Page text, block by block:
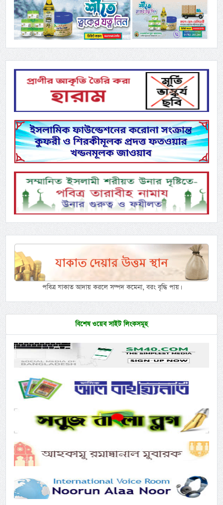
পবিত্র যাকাত আদায় করলে সম্পদ কমেনা, বরং বৃদ্ধি পায়।
বিশেষ ওয়েব সাইট লিংকসমূহ